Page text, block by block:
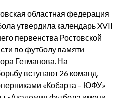
областная федерация
утвердила календарь XVII
первенства Ростовской
по футболу памяти
Гетманова. На
вступают 26 команд,
«Кобарта – ЮФУ»